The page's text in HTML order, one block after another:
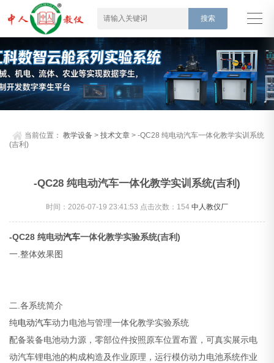
当前位置：教学设备 >技术文章 > -QC28 纯电动汽车一体化教学实训系统
(吉利)
-QC28 纯电动汽车一体化教学实训系统(吉利)
时间：2026-07-19 23:41:53 点击次数： 154 中人教仪厂
-QC28 纯电动汽车一体化教学实验系统(吉利)
一.整体效果图
二.各系统简介
纯电动汽车动力电池与管理一体化教学实验系统
配备装备电池动力源，零部位件按照原车位置布置，可真实展示电
动汽车锂电池的构成构造及作业原理，运行模仿动力电池系统作业